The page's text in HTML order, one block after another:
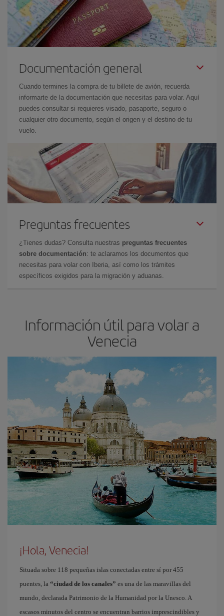
Documentación general
Cuando termines la compra de tu billete de avión, recuerda
informarte de la documentación que necesitas para volar. Aquí
puedes consultar si requieres visado, pasaporte, seguro o
cualquier otro documento, según el origen y el destino de tu
vuelo.
Preguntas frecuentes
¿Tienes dudas? Consulta nuestras preguntas frecuentes
sobre documentación: te aclaramos los documentos que
necesitas para volar con Iberia, así como los trámites
específicos exigidos para la migración y aduanas.
Información útil para volar a
Venecia
¡Hola, Venecia!
Situada sobre 118 pequeñas islas conectadas entre sí por 455
puentes, la “ciudad de los canales” es una de las maravillas del
mundo, declarada Patrimonio de la Humanidad por la Unesco. A
escasos minutos del centro se encuentran barrios imprescindibles y